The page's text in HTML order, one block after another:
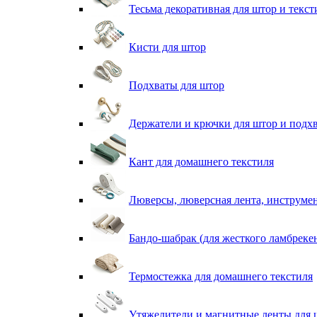
Тесьма декоративная для штор и
Кисти для штор
Подхваты для штор
Держатели и крючки для штор и
Кант для домашнего текстиля
Люверсы, люверсная лента,
Бандо-шабрак (для жесткого
Термостежка для домашнего текстиля
Утяжелители и магнитные ленты для